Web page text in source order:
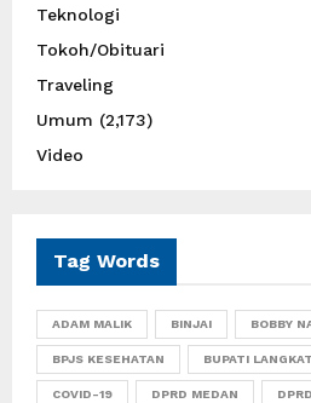
Teknologi
Tokoh/Obituari
Traveling
Umum (2,173)
Video
Tag Words
ADAM MALIK BINJAI BOBBY
BPJS KESEHATAN BUPATI LANGKAT
COVID-19 DPRD MEDAN